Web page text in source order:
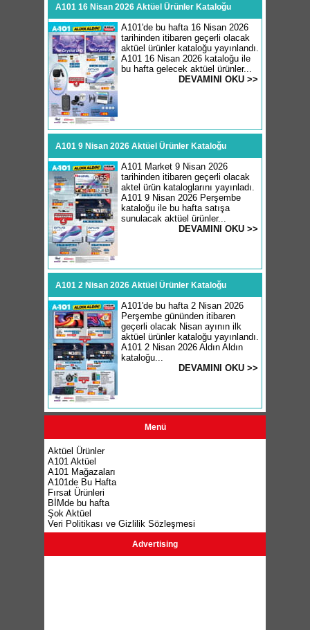
A101 16 Nisan 2026 Aktüel Ürünler Kataloğu
A101'de bu hafta 16 Nisan 2026
tarihinden itibaren geçerli olacak
aktüel ürünler kataloğu yayınlandı.
A101 16 Nisan 2026 kataloğu ile
bu hafta gelecek aktüel ürünler...
DEVAMINI OKU >>
A101 9 Nisan 2026 Aktüel Ürünler Kataloğu
A101 Market 9 Nisan 2026
tarihinden itibaren geçerli olacak
aktel ürün kataloglarını yayınladı.
A101 9 Nisan 2026 Perşembe
kataloğu ile bu hafta satışa
sunulacak aktüel ürünler...
DEVAMINI OKU >>
A101 2 Nisan 2026 Aktüel Ürünler Kataloğu
A101'de bu hafta 2 Nisan 2026
Perşembe gününden itibaren
geçerli olacak Nisan ayının ilk
aktüel ürünler kataloğu yayınlandı.
A101 2 Nisan 2026 Aldın Aldın
kataloğu...
DEVAMINI OKU >>
Menü
Aktüel Ürünler
A101 Aktüel
A101 Mağazaları
A101de Bu Hafta
Fırsat Ürünleri
BİMde bu hafta
Şok Aktüel
Veri Politikası ve Gizlilik Sözleşmesi
Advertising